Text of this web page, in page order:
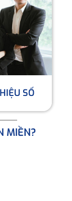
SỐ
MIỀN?